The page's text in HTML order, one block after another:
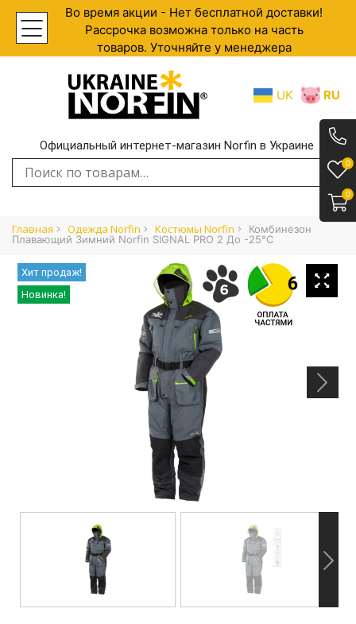
Во время акции - Нет бесплатной доставки!
Рассрочка возможна только на часть
товаров. Уточняйте у менеджера
UK RU
Официальный интернет-магазин Norfin в Украине
Искать:
Главная Одежда Norfin Костюмы Norfin
Комбинезон
Плавающий Зимний Norfin SIGNAL PRO 2 До -25°C
0
0
Хит продаж!
Новинка!